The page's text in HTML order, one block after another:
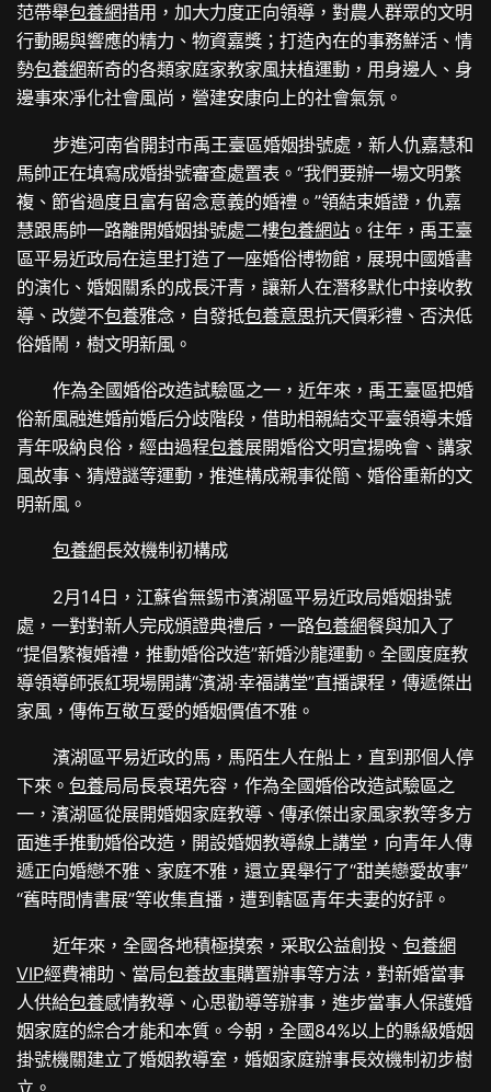
范帶舉包養網措用，加大力度正向領導，對農人群眾的文明
行動賜與響應的精力、物資嘉獎；打造內在的事務鮮活、情
勢包養網新奇的各類家庭家教家風扶植運動，用身邊人、身
邊事來凈化社會風尚，營建安康向上的社會氣氛。
步進河南省開封市禹王臺區婚姻掛號處，新人仇嘉慧和
馬帥正在填寫成婚掛號審查處置表。“我們要辦一場文明繁
複、節省過度且富有留念意義的婚禮。”領結束婚證，仇嘉
慧跟馬帥一路離開婚姻掛號處二樓包養網站 。往年，禹王臺
區平易近政局在這里打造了一座婚俗博物館，展現中國婚書
的演化、婚姻關系的成長汗青，讓新人在潛移默化中接收教
導、改變不包養雅念，自發抵包養意思抗天價彩禮、否決低
俗婚鬧，樹文明新風。
作為全國婚俗改造試驗區之一，近年來，禹王臺區把婚
俗新風融進婚前婚后分歧階段，借助相親結交平臺領導未婚
青年吸納良俗，經由過程包養展開婚俗文明宣揚晚會、講家
風故事、猜燈謎等運動，推進構成親事從簡、婚俗重新的文
明新風。
包養網長效機制初構成
2月14日，江蘇省無錫市濱湖區平易近政局婚姻掛號
處，一對對新人完成頒證典禮后，一路包養網餐與加入了
“提倡繁複婚禮，推動婚俗改造”新婚沙龍運動。全國度庭教
導領導師張紅現場開講“濱湖·幸福講堂”直播課程，傳遞傑出
家風，傳佈互敬互愛的婚姻價值不雅。
濱湖區平易近政的馬，馬陌生人在船上，直到那個人停
下來。包養局局長袁珺先容，作為全國婚俗改造試驗區之
一，濱湖區從展開婚姻家庭教導、傳承傑出家風家教等多方
面進手推動婚俗改造，開設婚姻教導線上講堂，向青年人傳
遞正向婚戀不雅、家庭不雅，還立異舉行了“甜美戀愛故事”
“舊時間情書展”等收集直播，遭到轄區青年夫妻的好評。
近年來，全國各地積極摸索，采取公益創投、 包養網
VIP經費補助、當局包養故事購置辦事等方法，對新婚當事
人供給包養感情教導、心思勸導等辦事，進步當事人保護婚
姻家庭的綜合才能和本質。今朝，全國84%以上的縣級婚姻
掛號機關建立了婚姻教導室，婚姻家庭辦事長效機制初步樹